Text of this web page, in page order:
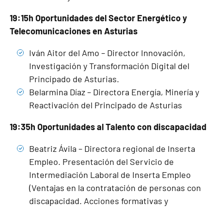
19:15h Oportunidades del Sector Energético y
Telecomunicaciones en Asturias
Iván Aitor del Amo – Director Innovación,
Investigación y Transformación Digital del
Principado de Asturias.
Belarmina Díaz – Directora Energía, Minería y
Reactivación del Principado de Asturias
19:35h Oportunidades al Talento con discapacidad
Beatriz Ávila – Directora regional de Inserta
Empleo. Presentación del Servicio de
Intermediación Laboral de Inserta Empleo
(Ventajas en la contratación de personas con
discapacidad. Acciones formativas y